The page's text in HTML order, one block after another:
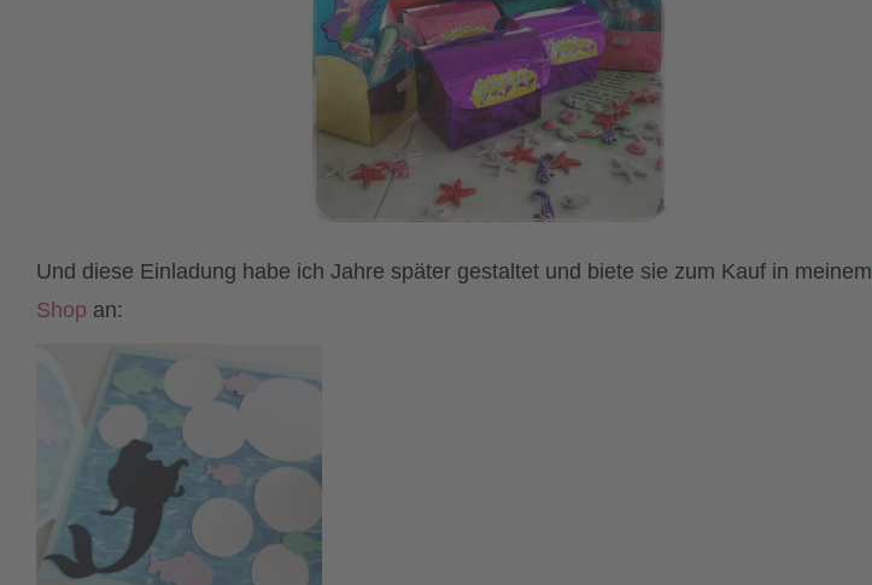
Und diese Einladung habe ich Jahre später gestaltet und biete sie zum Kauf in meinem
Shop an: